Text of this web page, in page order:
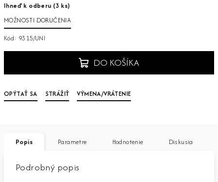
cena:
Ihneď k odberu (3 ks)
MOŽNOSTI DORUČENIA
Kód: 9315/UNI
DO KOŠÍKA
OPÝTAŤ SA STRÁŽIŤ VÝMENA/VRÁTENIE
Popis Parametre Hodnotenie Diskusia
Podrobný popis